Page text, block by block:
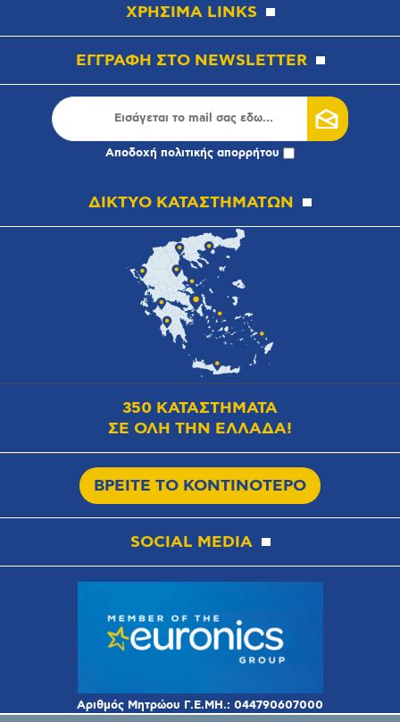
ΧΡΗΣΙΜΑ LINKS
ΕΓΓΡΑΦΗ ΣΤΟ NEWSLETTER
Αποδοχή πολιτικής απορρήτου
ΔΙΚΤΥΟ ΚΑΤΑΣΤΗΜΑΤΩΝ
350 ΚΑΤΑΣΤΗΜΑΤΑ
ΣΕ ΟΛΗ ΤΗΝ ΕΛΛΑΔΑ!
ΒΡΕΙΤΕ ΤΟ ΚΟΝΤΙΝΟΤΕΡΟ
SOCIAL MEDIA